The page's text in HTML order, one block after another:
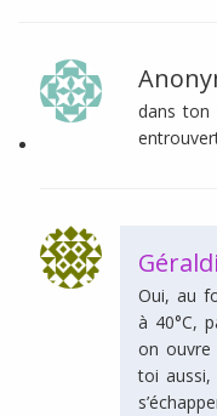
dans ton
Oui, au
à 40°C,
on
toi aussi,